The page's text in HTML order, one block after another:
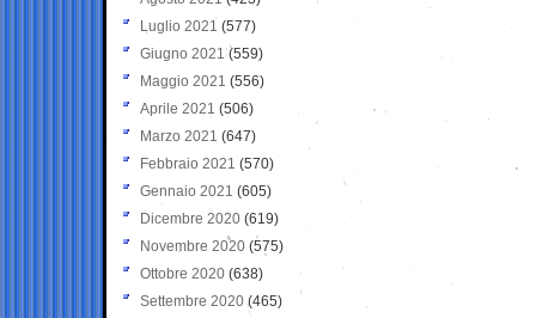
Luglio 2021 (577)
Giugno 2021(559)
Maggio 2021 (556)
Aprile 2021 (506)
Marzo 2021 (647)
Febbraio 2021 (570)
Gennaio 2021 (605)
Dicembre 2020 (619)
Novembre 2020 (575)
Ottobre 2020 (638)
Settembre 2020(465)